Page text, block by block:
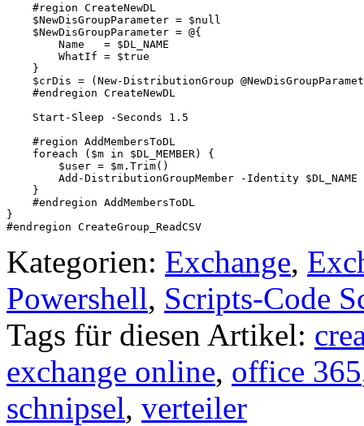
    #region CreateNewDL
    $NewDisGroupParameter = $null
    $NewDisGroupParameter = @{
        Name   = $DL_NAME
        WhatIf = $true
    }
$crDis = (New-DistributionGroup
    #endregion CreateNewDL
    Start-Sleep -Seconds 1.5
    #region AddMembersToDL
    foreach ($m in $DL_MEMBER) {
        $user = $m.Trim()
Add-DistributionGroupMember -Identity $DL_NAME
    }
    #endregion AddMembersToDL
}
#endregion CreateGroup_ReadCSV
Kategorien: Exchange,
Powershell, Scripts-Code
Tags für diesen Artikel:
exchange online, office 365
schnipsel, verteiler